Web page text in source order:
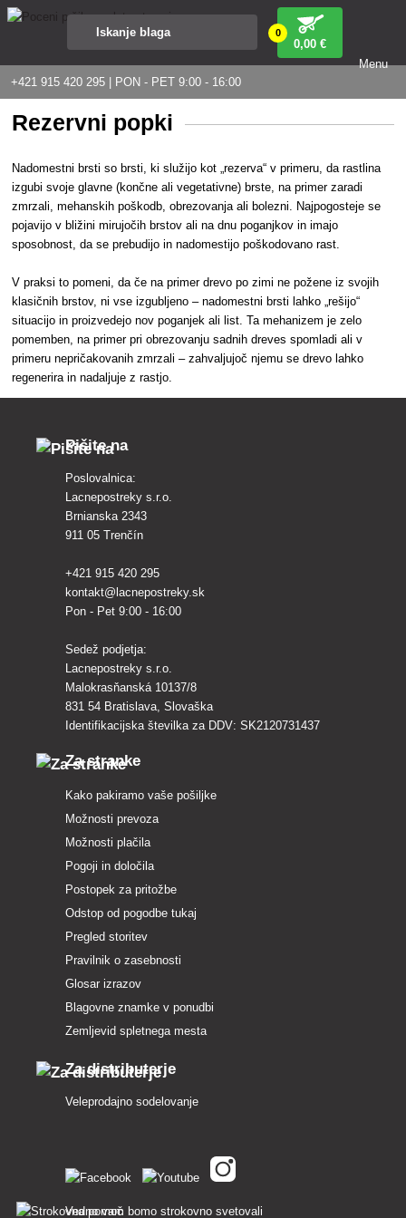
+421 915 420 295 | PON - PET 9:00 - 16:00
0
0,00 €
Menu
Rezervni popki
Nadomestni brsti so brsti, ki služijo kot „rezerva“ v primeru, da rastlina
izgubi svoje glavne (končne ali vegetativne) brste, na primer zaradi
zmrzali, mehanskih poškodb, obrezovanja ali bolezni. Najpogosteje se
pojavijo v bližini mirujočih brstov ali na dnu poganjkov in imajo
sposobnost, da se prebudijo in nadomestijo poškodovano rast.
V praksi to pomeni, da če na primer drevo po zimi ne požene iz svojih
klasičnih brstov, ni vse izgubljeno – nadomestni brsti lahko „rešijo“
situacijo in proizvedejo nov poganjek ali list. Ta mehanizem je zelo
pomemben, na primer pri obrezovanju sadnih dreves spomladi ali v
primeru nepričakovanih zmrzali – zahvaljujoč njemu se drevo lahko
regenerira in nadaljuje z rastjo.
Pišite na
Poslovalnica:
Lacnepostreky s.r.o.
Brnianska 2343
911 05 Trenčín
+421 915 420 295
kontakt@lacnepostreky.sk
Pon - Pet 9:00 - 16:00
Sedež podjetja:
Lacnepostreky s.r.o.
Malokrasňanská 10137/8
831 54 Bratislava, Slovaška
Identifikacijska številka za DDV: SK2120731437
Za stranke
Kako pakiramo vaše pošiljke
Možnosti prevoza
Možnosti plačila
Pogoji in določila
Postopek za pritožbe
Odstop od pogodbe tukaj
Pregled storitev
Pravilnik o zasebnosti
Glosar izrazov
Blagovne znamke v ponudbi
Zemljevid spletnega mesta
Za distributerje
Veleprodajno sodelovanje
Vedno vam bomo strokovno svetovali